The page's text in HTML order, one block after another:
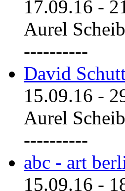
17.09.16 -
Aurel
----------
David
15.09.16 -
Aurel
----------
abc - art
15.09.16 -